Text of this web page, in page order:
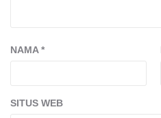
NAMA*
SITUS WEB